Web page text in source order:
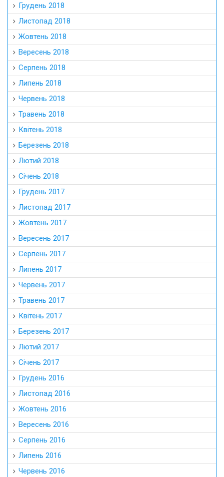
Грудень 2018
Листопад 2018
Жовтень 2018
Вересень 2018
Серпень 2018
Липень 2018
Червень 2018
Травень 2018
Квітень 2018
Березень 2018
Лютий 2018
Січень 2018
Грудень 2017
Листопад 2017
Жовтень 2017
Вересень 2017
Серпень 2017
Липень 2017
Червень 2017
Травень 2017
Квітень 2017
Березень 2017
Лютий 2017
Січень 2017
Грудень 2016
Листопад 2016
Жовтень 2016
Вересень 2016
Серпень 2016
Липень 2016
Червень 2016